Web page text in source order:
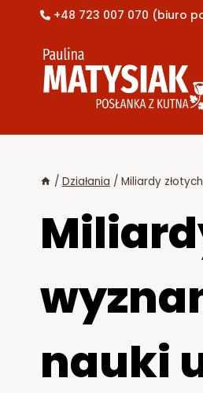
Przejdź +48 723 007 070 (biuro
/ Działania / Miliardy
nauki